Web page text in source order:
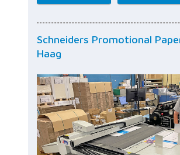
Schneiders Promotional
Haag